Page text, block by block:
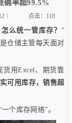
确率超99.5%
｜ 点击： 118
么统一管库存？”
仓储主管每天面对
用Excel、期货靠
可用库存，销售超
个库存网络”。